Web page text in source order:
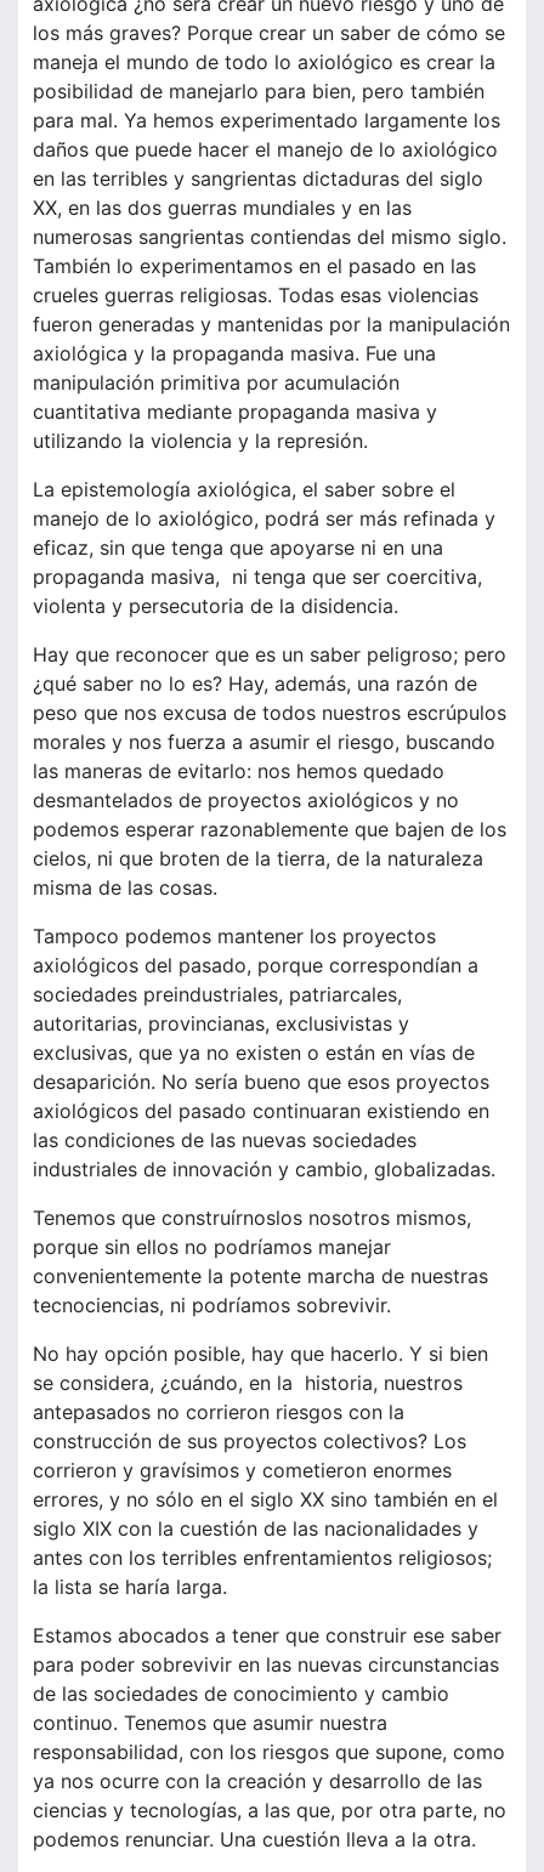
los más graves? Porque crear un saber de cómo se
maneja el mundo de todo lo axiológico es crear la
posibilidad de manejarlo para bien, pero también
para mal. Ya hemos experimentado largamente los
daños que puede hacer el manejo de lo axiológico
en las terribles y sangrientas dictaduras del siglo
XX, en las dos guerras mundiales y en las
numerosas sangrientas contiendas del mismo siglo.
También lo experimentamos en el pasado en las
crueles guerras religiosas. Todas esas violencias
fueron generadas y mantenidas por la manipulación
axiológica y la propaganda masiva. Fue una
manipulación primitiva por acumulación
cuantitativa mediante propaganda masiva y
utilizando la violencia y la represión.
La epistemología axiológica, el saber sobre el
manejo de lo axiológico, podrá ser más refinada y
eficaz, sin que tenga que apoyarse ni en una
propaganda masiva, ni tenga que ser coercitiva,
violenta y persecutoria de la disidencia.
Hay que reconocer que es un saber peligroso; pero
¿qué saber no lo es? Hay, además, una razón de
peso que nos excusa de todos nuestros escrúpulos
morales y nos fuerza a asumir el riesgo, buscando
las maneras de evitarlo: nos hemos quedado
desmantelados de proyectos axiológicos y no
podemos esperar razonablemente que bajen de los
cielos, ni que broten de la tierra, de la naturaleza
misma de las cosas.
Tampoco podemos mantener los proyectos
axiológicos del pasado, porque correspondían a
sociedades preindustriales, patriarcales,
autoritarias, provincianas, exclusivistas y
exclusivas, que ya no existen o están en vías de
desaparición. No sería bueno que esos proyectos
axiológicos del pasado continuaran existiendo en
las condiciones de las nuevas sociedades
industriales de innovación y cambio, globalizadas.
Tenemos que construírnoslos nosotros mismos,
porque sin ellos no podríamos manejar
convenientemente la potente marcha de nuestras
tecnociencias, ni podríamos sobrevivir.
No hay opción posible, hay que hacerlo. Y si bien
se considera, ¿cuándo, en la historia, nuestros
antepasados no corrieron riesgos con la
construcción de sus proyectos colectivos? Los
corrieron y gravísimos y cometieron enormes
errores, y no sólo en el siglo XX sino también en el
siglo XIX con la cuestión de las nacionalidades y
antes con los terribles enfrentamientos religiosos;
la lista se haría larga.
Estamos abocados a tener que construir ese saber
para poder sobrevivir en las nuevas circunstancias
de las sociedades de conocimiento y cambio
continuo. Tenemos que asumir nuestra
responsabilidad, con los riesgos que supone, como
ya nos ocurre con la creación y desarrollo de las
ciencias y tecnologías, a las que, por otra parte, no
podemos renunciar. Una cuestión lleva a la otra.